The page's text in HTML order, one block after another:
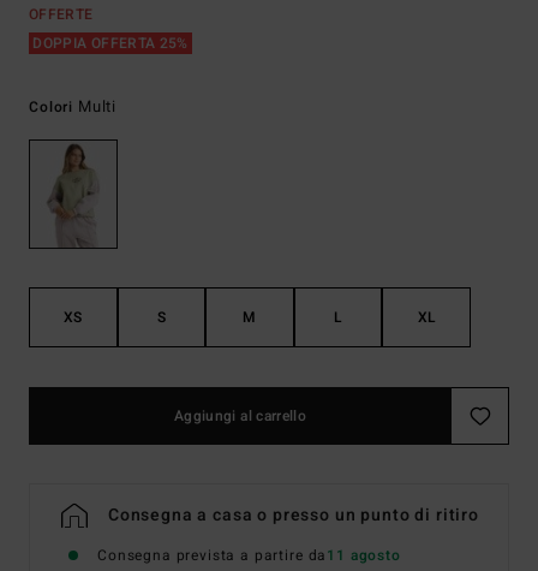
OFFERTE
DOPPIA OFFERTA 25%
Colori Multi
XS S M L XL
Aggiungi al carrello
Consegna a casa o presso un punto di ritiro
Consegna prevista a partire da11 agosto